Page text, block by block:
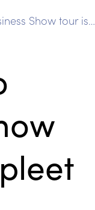
Show tour is compleet